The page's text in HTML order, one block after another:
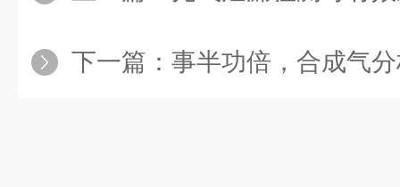
下一篇： 事半功倍，合成气分析